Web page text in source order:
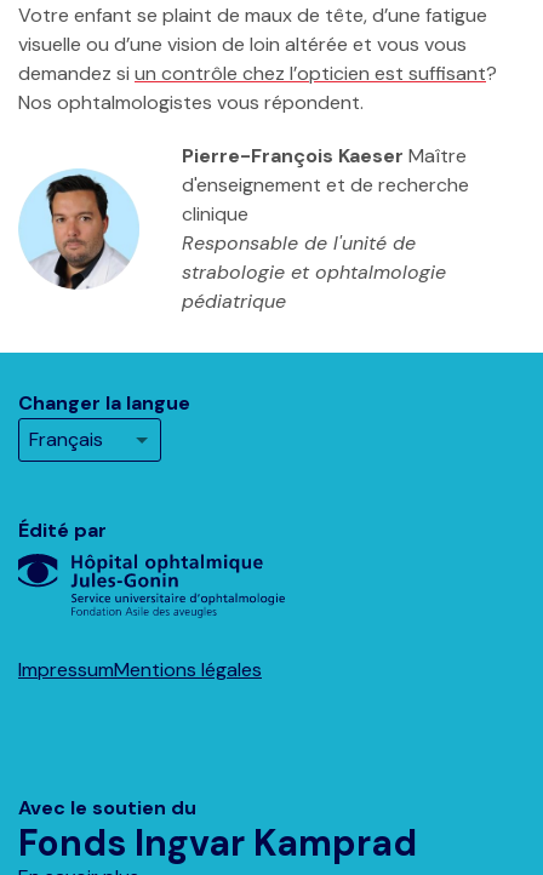
Votre enfant se plaint de maux de tête, d’une fatigue
visuelle ou d’une vision de loin altérée et vous vous
demandez si un contrôle chez l’opticien est suffisant?
Nos ophtalmologistes vous répondent.
Pierre-François Kaeser Maître
d'enseignement et de recherche
clinique
Responsable de l'unité de
strabologie et ophtalmologie
pédiatrique
Édité par
ImpressumMentions légales
Avec le soutien du
Fonds Ingvar Kamprad
Changer la langue